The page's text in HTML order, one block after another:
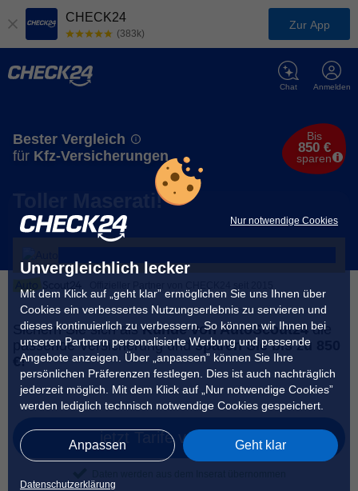
Nur notwendige Cookies
Unvergleichlich lecker
Mit dem Klick auf „geht klar” ermöglichen Sie uns Ihnen über
Cookies ein verbessertes Nutzungserlebnis zu servieren und
dieses kontinuierlich zu verbessern. So können wir Ihnen bei
unseren Partnern personalisierte Werbung und passende
Angebote anzeigen. Über „anpassen” können Sie Ihre
persönlichen Präferenzen festlegen. Dies ist auch nachträglich
jederzeit möglich. Mit dem Klick auf „Nur notwendige Cookies”
werden lediglich technisch notwendige Cookies gespeichert.
Anpassen Geht klar
Datenschutzerklärung
CHECK24
(383k)
Zur App
Anmelden
Chat
Bester Vergleich
für Kfz-Versicherungen
Bis
850 €
sparen
Toller Maserati!
Sichern Sie sich alsKunde von AutoScout24 die
passende Versicherung undsparen Sie bis zu 850
€!
jetzt Tarife vergleichen